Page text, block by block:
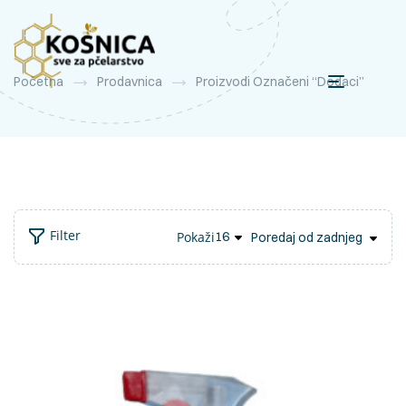
Početna Prodavnica Proizvodi Označeni “dodaci”
Filter Pokaži